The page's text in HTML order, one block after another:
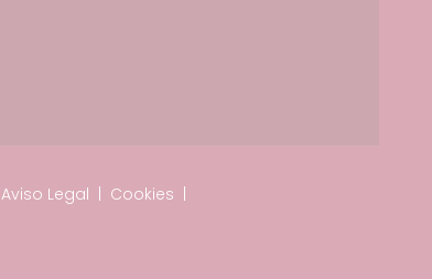
Aviso Legal Cookies